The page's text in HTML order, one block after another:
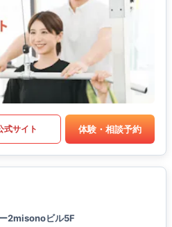
式サイト 体験・相談予約
2misonoビル5F